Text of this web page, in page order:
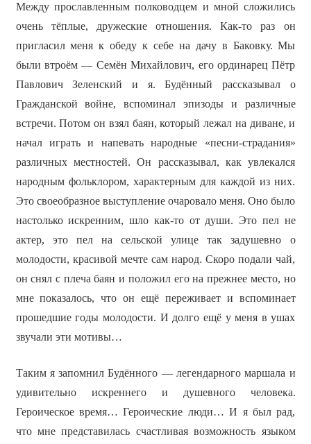
Между прославленным полководцем и мной сложились
очень тёплые, дружеские отношения. Как-то раз он
пригласил меня к обеду к себе на дачу в Баковку. Мы
были втроём — Семён Михайлович, его ординарец Пётр
Павлович Зеленский и я. Будённый рассказывал о
Гражданской войне, вспоминал эпизоды и различные
встречи. Потом он взял баян, который лежал на диване, и
начал играть и напевать народные «песни-страдания»
различных местностей. Он рассказывал, как увлекался
народным фольклором, характерным для каждой из них.
Это своеобразное выступление очаровало меня. Оно было
настолько искренним, шло как-то от души. Это пел не
актер, это пел на сельской улице так задушевно о
молодости, красивой мечте сам народ. Скоро подали чай,
он снял с плеча баян и положил его на прежнее место, но
мне показалось, что он ещё переживает и вспоминает
прошедшие годы молодости. И долго ещё у меня в ушах
звучали эти мотивы…
Таким я запомнил Будённого — легендарного маршала и
удивительно искреннего и душевного человека.
Героическое время… Героические люди… И я был рад,
что мне представилась счастливая возможность языком